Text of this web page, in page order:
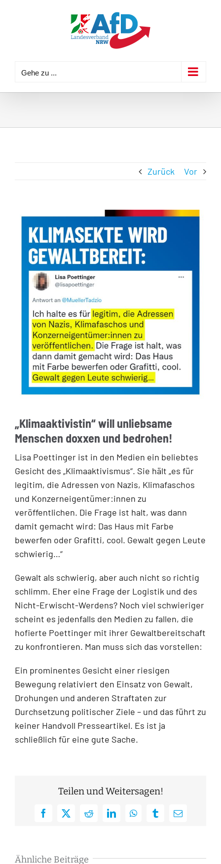
Gehe zu ...
Zurück Vor
„Klimaaktivistin“ will unliebsame
Menschen doxxen und bedrohen!
Lisa Poettinger ist in den Medien ein beliebtes
Gesicht des „Klimaaktivismus“. Sie hält „es für
legitim, die Adressen von Nazis, Klimafaschos
und Konzerneigentümer:innen zu
veröffentlichen. Die Frage ist halt, was dann
damit gemacht wird: Das Haus mit Farbe
bewerfen oder Grafitti, cool. Gewalt gegen Leute
schwierig…“
Gewalt als schwierig, aber auch nicht so richtig
schlimm. Eher eine Frage der Logistik und des
Nicht-Erwischt-Werdens? Noch viel schwieriger
scheint es jedenfalls den Medien zu fallen, die
hofierte Poettinger mit ihrer Gewaltbereitschaft
zu konfrontieren. Man muss sich das vorstellen:
Ein prominentes Gesicht einer riesigen
Bewegung relativiert den Einsatz von Gewalt,
Drohungen und anderen Straftaten zur
Durchsetzung politischer Ziele – und das führt zu
keiner Handvoll Presseartikel. Es ist ja
schließlich für eine gute Sache.
Teilen und Weitersagen!
Facebook
X RedditLinkedInWhatsAppTumblrE-
Ähnliche Beiträge